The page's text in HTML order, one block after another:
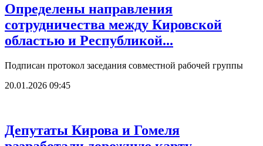
Определены направления
сотрудничества между Кировской
областью и Республикой...
Подписан протокол заседания совместной рабочей группы
20.01.2026 09:45
Депутаты Кирова и Гомеля